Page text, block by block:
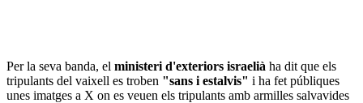
Per la seva banda, el ministeri d'exteriors israelià ha dit que els
tripulants del vaixell es troben "sans i estalvis" i ha fet públiques
unes imatges a X on es veuen els tripulants amb armilles salvavides